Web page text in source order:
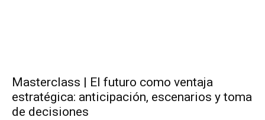
Masterclass | El futuro como ventaja
estratégica: anticipación, escenarios y toma
de decisiones